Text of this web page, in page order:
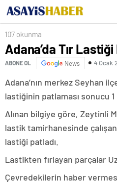
107 okunma
Adana’da Tır Lastiği
ABONE OL News 4 Ocak
Adana’nın merkez Seyhan
lastiğinin patlaması sonucu 1
Alınan bilgiye göre, Zeytinli
lastik tamirhanesinde çalışan
lastiği patladı.
Lastikten fırlayan parçalar
Çevredekilerin haber